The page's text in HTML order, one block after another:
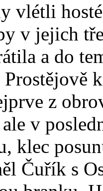
vlétli
v jejich
a do
z
v
klec
Čuřík s